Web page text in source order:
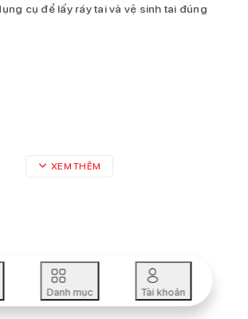
cụ để lấy ráy tai và vệ sinh tai đúng
XEM THÊM
Danh mục Tài khoản